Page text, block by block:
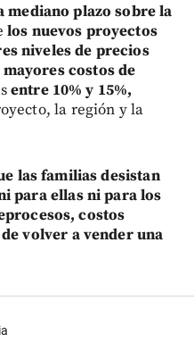
mediano plazo sobre la
los nuevos proyectos
niveles de precios
costos de
entre 10% y 15%,
la región y la
las familias desistan
para ellas ni para los
costos
volver a vender una